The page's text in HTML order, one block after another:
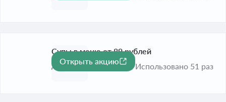
Супы в меню от 89 рублей
До 31 окт. 2026
Открыть акцию
Использовано 51 раз